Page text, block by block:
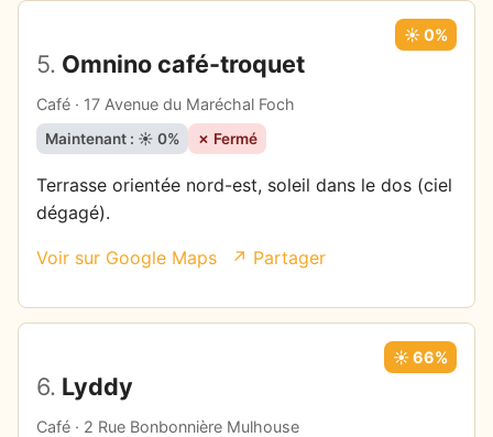
5. Omnino café-troquet
Café · 17 Avenue du Maréchal Foch
☀️ 0%
Maintenant : ☀️ 0% ✗ Fermé
Terrasse orientée nord-est, soleil dans le dos (ciel
dégagé).
Voir sur Google Maps ↗ Partager
6. Lyddy
Café · 2 Rue Bonbonnière Mulhouse
☀️ 66%